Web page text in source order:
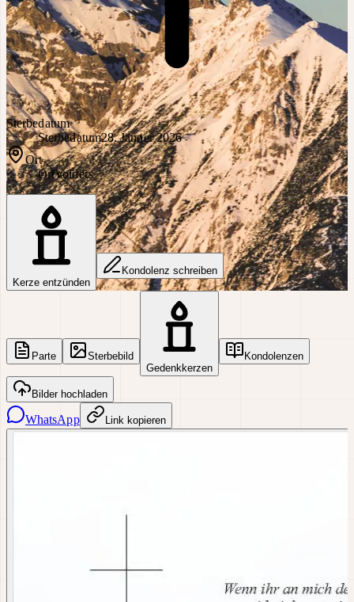
Sterbedatum
Sterbedatum28. Jänner 2026
Ort
OrtVolders
Kerze entzünden
Kondolenz schreiben
Parte
Sterbebild
Gedenkkerzen
Kondolenzen
Bilder hochladen
WhatsApp Link kopieren